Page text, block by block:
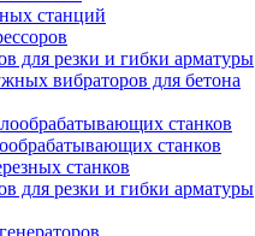
станций
для резки и гибки арматуры
вибраторов для бетона
станков
станков
станков
для резки и гибки арматуры